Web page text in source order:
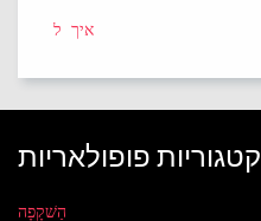
איך ל
קטגוריות פופולאריות
הַשׁקָפָה